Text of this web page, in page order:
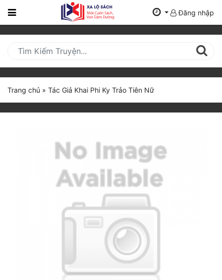
Trang
Mới
Cập
Nhật
(current)
Đăng nhập
Trang chủ » Tác Giả Khai Phi Ky Trảo Tiên Nữ